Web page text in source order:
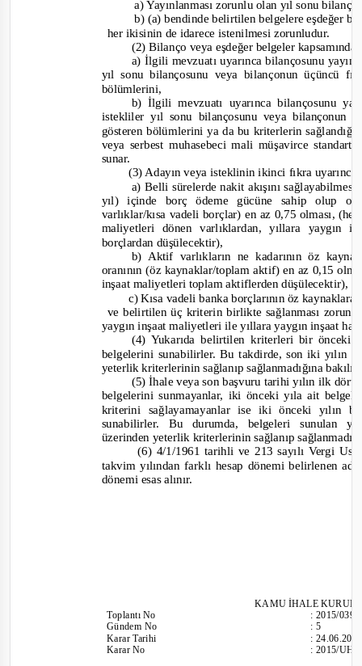
a) Yayınlanması zorunlu olan yıl sonu
b) (a) bendinde belirtilen belgelere eşdeğer
her ikisinin de idarece istenilmesi zorunludur.
(2) Bilanço veya eşdeğer belgeler
a) İlgili mevzuatı uyarınca bilançosunu
yıl sonu bilançosunu veya bilançonun üçüncü
bölümlerini,
b) İlgili mevzuatı uyarınca bilançosunu
istekliler yıl sonu bilançosunu veya bilançonun
gösteren bölümlerini ya da bu kriterlerin
veya serbest muhasebeci mali müşavirce
sunar.
(3) Adayın veya isteklinin ikinci fıkra
a) Belli sürelerde nakit akışını
yıl) içinde borç ödeme gücüne sahip olup
varlıklar/kısa vadeli borçlar) en az 0,75 olması,
maliyetleri dönen varlıklardan, yıllara
borçlardan düşülecektir),
b) Aktif varlıkların ne kadarının öz
oranının (öz kaynaklar/toplam aktif) en az 0,15
inşaat maliyetleri toplam aktiflerden düşülecektir),
c) Kısa vadeli banka borçlarının öz kaynaklara
ve belirtilen üç kriterin birlikte sağlanması
yaygın inşaat maliyetleri ile yıllara yaygın inşaat
(4) Yukarıda belirtilen kriterleri bir önceki
belgelerini sunabilirler. Bu takdirde, son iki yılın
yeterlik kriterlerinin sağlanıp sağlanmadığına
(5) İhale veya son başvuru tarihi yılın ilk
belgelerini sunmayanlar, iki önceki yıla ait
kriterini sağlayamayanlar ise iki önceki yılın
sunabilirler. Bu durumda, belgeleri sunulan
üzerinden yeterlik kriterlerinin sağlanıp
(6) 4/1/1961 tarihli ve 213 sayılı Vergi
takvim yılından farklı hesap dönemi belirlenen
dönemi esas alınır.
KAMU İHALE
ToplantıNo
Gündem No
Karar Tarihi
Karar No
:2015/039
:5
:
:2015/